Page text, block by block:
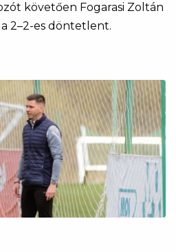
követően Fogarasi Zoltán
2–2-es döntetlent.